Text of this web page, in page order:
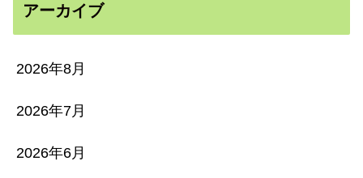
アーカイブ
2026年8月
2026年7月
2026年6月